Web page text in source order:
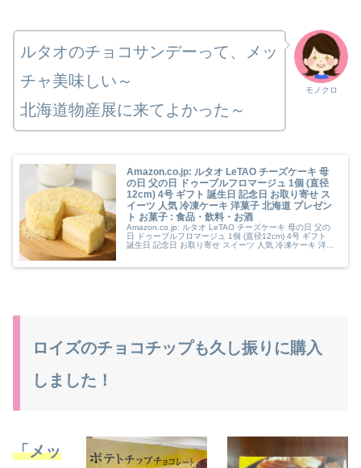
モノクロ
ルタオのチョコサンデーって、メッ
チャ美味しい～
北海道物産展に来てよかった～
Amazon.co.jp: ルタオ LeTAO チーズケーキ 母
の日 父の日 ドゥーブルフロマージュ 1個 (直径
12cm) 4号 ギフト 誕生日 記念日 お取り寄せ ス
イーツ 人気 冷凍ケーキ 洋菓子 北海道 プレゼン
ト お菓子 : 食品・飲料・お酒
Amazon.co.jp: ルタオ LeTAO チーズケーキ 母の日 父の
日 ドゥーブルフロマージュ 1個 (直径12cm) 4号 ギフト
誕生日 記念日 お取り寄せ スイーツ 人気 冷凍ケーキ 洋菓
ロイズのチョコチップも久し振りに購入
しました！
「メッ